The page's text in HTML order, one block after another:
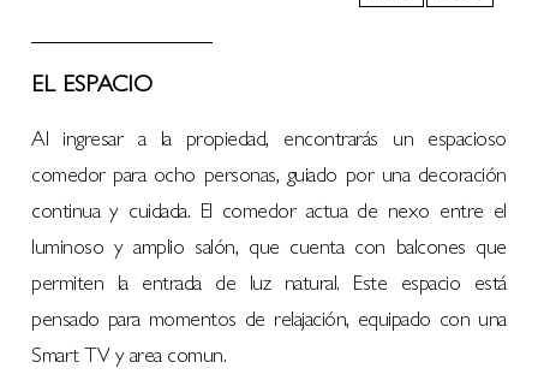
EL ESPACIO
Al ingresar a la propiedad, encontrarás un espacioso
comedor para ocho personas, guiado por una decoración
continua y cuidada. El comedor actua de nexo entre el
luminoso y amplio salón, que cuenta con balcones que
permiten la entrada de luz natural. Este espacio está
pensado para momentos de relajación, equipado con una
Smart TV y area comun.